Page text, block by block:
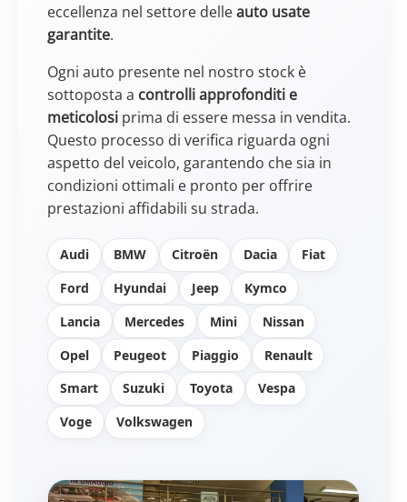
eccellenza nel settore delleauto usate
garantite.
Ogni auto presente nel nostro stock è
sottoposta a controlli approfonditi e
meticolosi prima di essere messa in vendita.
Questo processo di verifica riguarda ogni
aspetto del veicolo, garantendo che sia in
condizioni ottimali e pronto per offrire
prestazioni affidabili su strada.
Audi BMW Citroën Dacia
Fiat
Ford
Hyundai Jeep
Kymco
Lancia
Mercedes Mini
Nissan
Opel
Peugeot Piaggio
Renault
Smart
Suzuki Toyota
Vespa
Voge
Volkswagen